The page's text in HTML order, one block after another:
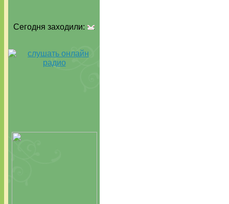
Сегодня заходили: